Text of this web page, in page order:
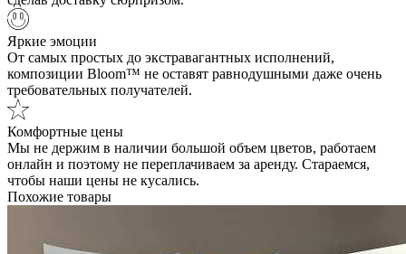
Яркие эмоции
От самых простых до экстравагантных исполнений,
композиции Bloom™ не оставят равнодушными даже очень
требовательных получателей.
Комфортные цены
Мы не держим в наличии большой объем цветов, работаем
онлайн и поэтому не переплачиваем за аренду. Стараемся,
чтобы наши цены не кусались.
Похожие товары